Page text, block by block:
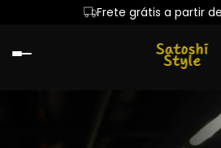
Frete grátis a partir